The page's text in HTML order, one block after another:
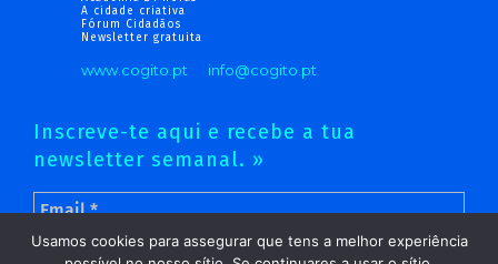
A cidade criativa
Fórum Cidadãos
Newsletter gratuita
www.cogito.pt info@cogito.pt
Inscreve-te aqui e recebe a tua
newsletter semanal. »
Usamos cookies para assegurar que tens a melhor experiência